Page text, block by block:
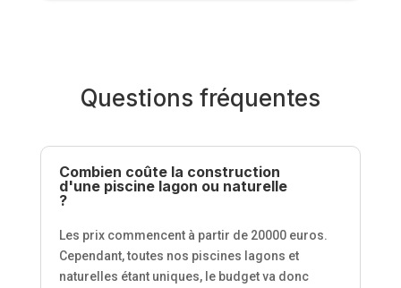
Questions fréquentes
Combien coûte la construction
d'une piscine lagon ou naturelle
?
Les prix commencent à partir de 20000 euros.
Cependant, toutes nos piscines lagons et
naturelles étant uniques, le budget va donc